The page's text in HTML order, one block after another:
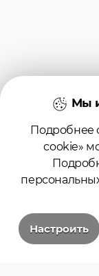
© 2026
Мы
Подробнее
cookie»
Настроить